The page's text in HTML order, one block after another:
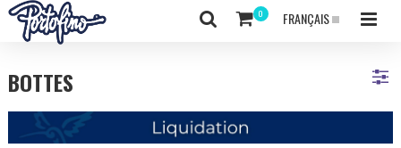
FRANÇAIS
BOTTES